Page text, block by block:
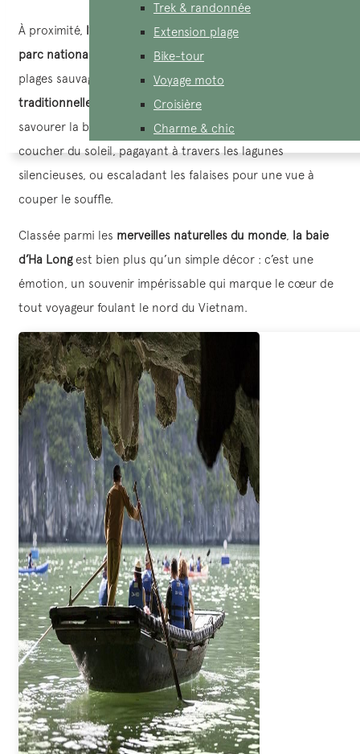
Trek & randonnée
Extension plage
Bike-tour
Voyage moto
Croisière
Charme & chic
À proximité, l’île de Cát Bàcomplète l’expérience avec son
parc national préservé, ses sentiers de randonnée et ses
plages sauvages. Une
croisière de nuit sur une jonque
traditionnelle
demeure le moyen le plus magique de
savourer la baie — glissant entre les pitons calcaires au
coucher du soleil, pagayant à travers les lagunes
silencieuses, ou escaladant les falaises pour une vue à
couper le souffle.
Classée parmi les merveilles naturelles du monde, la baie
d’Ha Longest bien plus qu’un simple décor : c’est une
émotion, un souvenir impérissable qui marque le cœur de
tout voyageur foulant le nord du Vietnam.